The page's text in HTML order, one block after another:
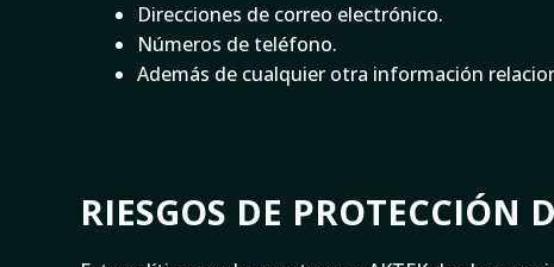
Direcciones de correo electrónico.
Números de teléfono.
Además de cualquier otra información
RIESGOS DE PROTECCIÓN